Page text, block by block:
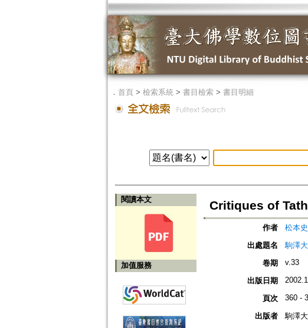
． 首頁> 檢索系統> 書目檢索> 書目明細
閱讀本文
加值服務
Critiques of
作者
松本
出處題名
駒澤
卷期
v.33
出版日期
頁次 360 -
出版者
駒澤